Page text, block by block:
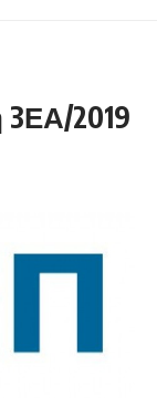
2019